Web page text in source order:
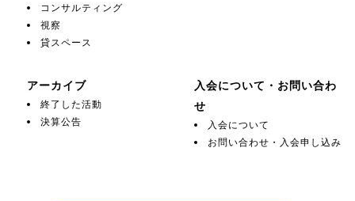
コンサルティング
視察
貸スペース
アーカイブ
終了した活動
決算公告
入会について・お問い合わ
せ
入会について
お問い合わせ・入会申し込み